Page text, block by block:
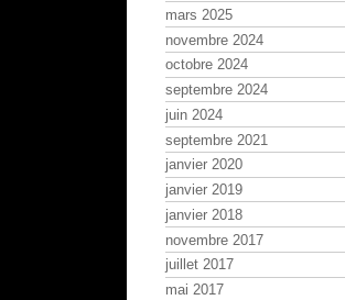
mars 2025
novembre 2024
octobre 2024
septembre 2024
juin 2024
septembre 2021
janvier 2020
janvier 2019
janvier 2018
novembre 2017
juillet 2017
mai 2017